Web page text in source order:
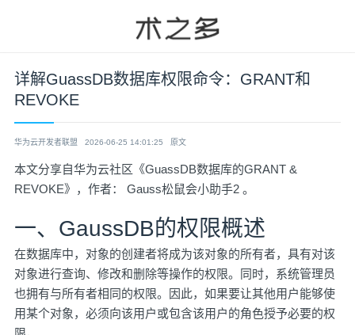
详解GuassDB数据库权限命令：GRANT和
REVOKE
华为云开发者联盟 2026-06-25 14:01:25 原文
本文分享自华为云社区《GuassDB数据库的GRANT &
REVOKE》，作者： Gauss松鼠会小助手2 。
一、GaussDB的权限概述
在数据库中，对象的创建者将成为该对象的所有者，具有对该
对象进行查询、修改和删除等操作的权限。同时，系统管理员
也拥有与所有者相同的权限。因此，如果要让其他用户能够使
用某个对象，必须向该用户或包含该用户的角色授予必要的权